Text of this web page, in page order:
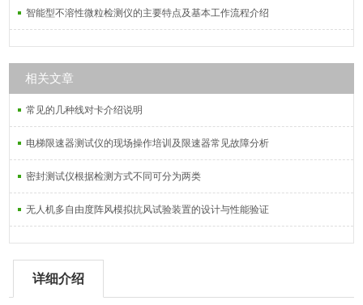
智能型不溶性微粒检测仪的主要特点及基本工作流程介绍
相关文章
常见的几种线对卡介绍说明
电梯限速器测试仪的现场操作培训及限速器常见故障分析
密封测试仪根据检测方式不同可分为两类
无人机多自由度阵风模拟抗风试验装置的设计与性能验证
详细介绍